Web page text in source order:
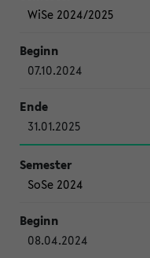
WiSe 2024/2025
07.10.2024
31.01.2025
SoSe 2024
08.04.2024